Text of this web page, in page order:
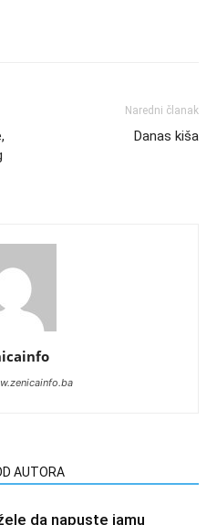
Naredni članak
Danas kiša
AUTORA
da napuste jamu